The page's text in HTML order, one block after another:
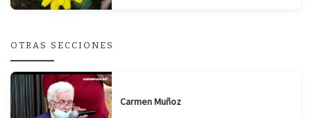
OTRAS SECCIONES
Carmen Muñoz